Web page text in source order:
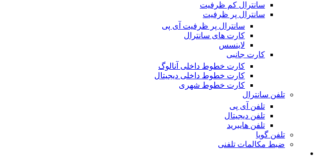
سانترال کم ظرفیت
سانترال پر ظرفیت
سانترال پر ظرفیت آی پی
کارت های سانترال
لاینسس
کارت جانبی
کارت خطوط داخلی آنالوگ
کارت خطوط داخلی دیجیتال
کارت خطوط شهری
تلفن سانترال
تلفن آی پی
تلفن دیجیتال
تلفن هایبرید
تلفن گویا
ضبط مکالمات تلفنی